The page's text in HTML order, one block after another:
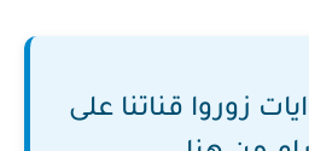
زوروا قناتنا على